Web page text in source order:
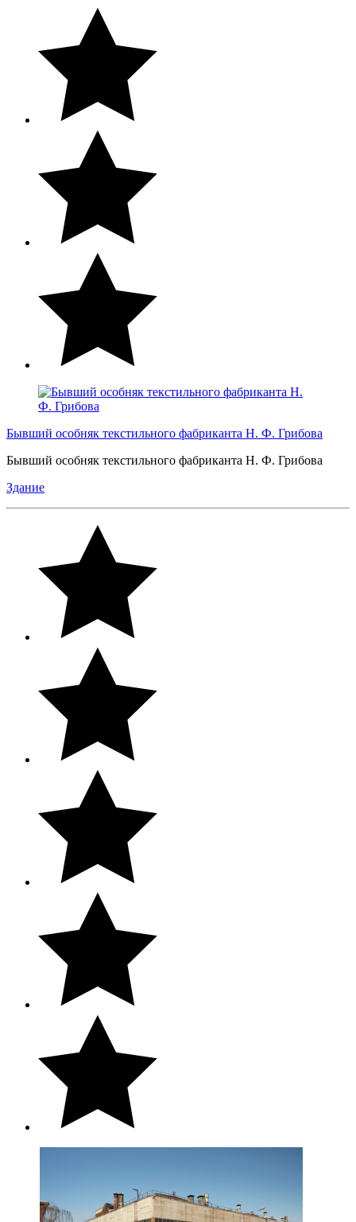
Бывший особняк текстильного фабриканта Н. Ф. Грибова
Бывший особняк текстильного фабриканта Н. Ф. Грибова
Здание